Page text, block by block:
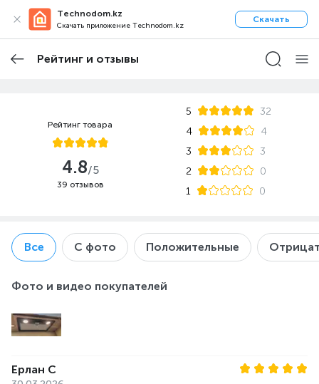
Technodom.kz
Скачать приложение Technodom.kz
Скачать
Рейтинг и отзывы
Все С фото Положительные
Фото и видео покупателей
Ерлан С
Рейтинг товара
4.8/5
39 отзывов
5
32
4
4
3
3
2
0
1
0